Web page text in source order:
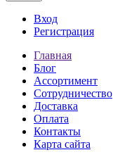
Вход
Регистрация
Главная
Блог
Ассортимент
Сотрудничество
Доставка
Оплата
Контакты
Карта сайта